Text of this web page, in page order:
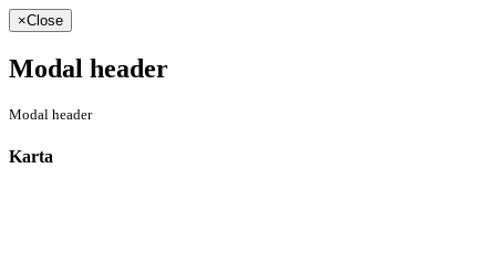
×Close
Modal header
Modal header
Karta